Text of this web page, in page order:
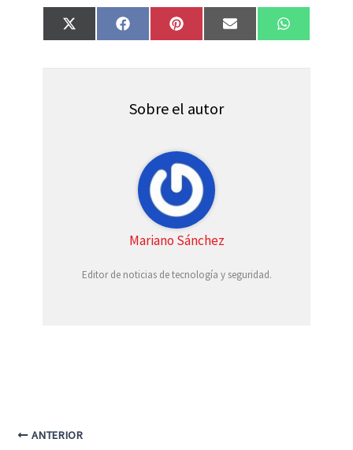
Compartir
en
X
(
w
Compartir
en
F
a
e
o
k
Compartir
en
P
i
t
e
s
Compartir
en
E
m
i
Compartir
en
W
h
t
Sobre el autor
Mariano Sánchez
Editor de noticias de tecnología y seguridad.
ANTERIOR